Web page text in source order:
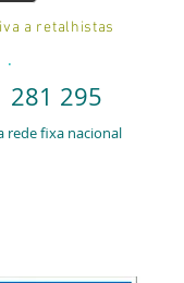
a retalhistas
.
281 295
rede fixa nacional